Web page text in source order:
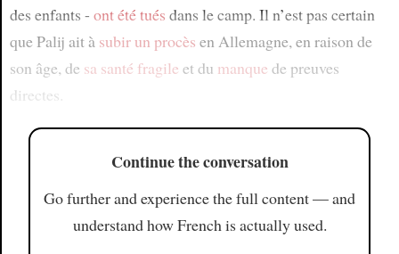
des enfants - ont été tués dans le camp. Il n’est pas certain
que Palij ait à subirun procès en Allemagne, en raison de
son âge, de sa santé fragile et du manque de preuves
directes.
Continue the conversation
Go further and experience the full content — and
understand how French is actually used.